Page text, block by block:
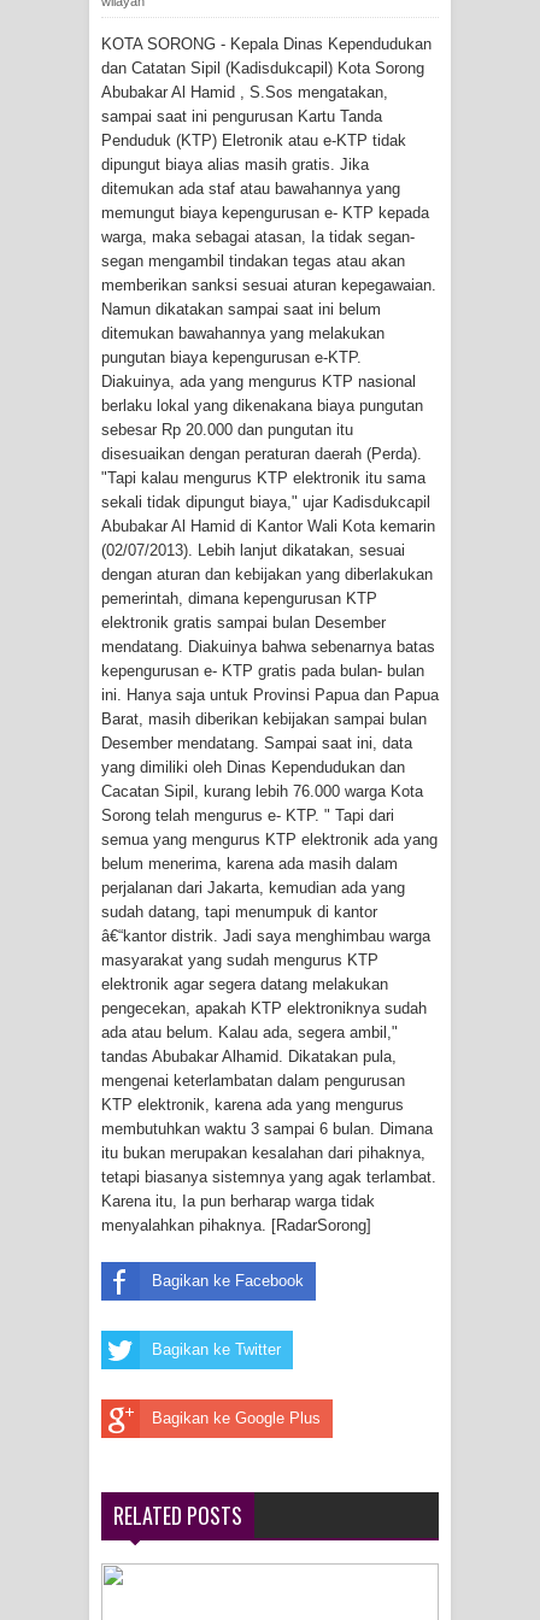
Jalani Sidang BP4R di Jayapura
Kapolresta Jayapura Kota
Mengapresiasi Antusiasme Warga
Saat Nonton Bareng Final Piala Dunia
2026 di Lapangan Karang PTC Entrop
Kebakaran Hanguskan Satu Rumah
di Kompleks Asrama Polisi Sorong
Profil Lengkap Papua Barat, Bumi
Cenderawasih di Ujung Barat Papua
Profil Lengkap Provinsi Papua, Bumi
Cenderawasih di Ujung Timur
Indonesia
Profil Lengkap Aceh, Provinsi
Istimewa di Ujung Sumatera
Lima Rumah Pribadi Terbakar Di
Hamadi Jayapura Selatan
Gempa M3,3 Guncang Nabire, BMKG
Imbau Waspada Susulan
Mama-Mama Pasar Lama Sentani
Protes Tumpukan Sampah dengan
Menghambur ke Tengah Jalan
Polres Jayapura Terima Laporan
Hilangnya Agustina Ester Bonsapia
Papua Siapkan 1000 Kuota Beasiswa
Mace
Bantuan CSR untuk RS Bhayangkara
Polda Papua pada Peringatan Hari
Bhayangkara ke-80
KOTA SORONG - Kepala Dinas Kependudukan
dan Catatan Sipil (Kadisdukcapil) Kota Sorong
Abubakar Al Hamid , S.Sos mengatakan,
sampai saat ini pengurusan Kartu Tanda
Penduduk (KTP) Eletronik atau e-KTP tidak
dipungut biaya alias masih gratis. Jika
ditemukan ada staf atau bawahannya yang
memungut biaya kepengurusan e- KTP kepada
warga, maka sebagai atasan, Ia tidak segan-
segan mengambil tindakan tegas atau akan
memberikan sanksi sesuai aturan kepegawaian.
Namun dikatakan sampai saat ini belum
ditemukan bawahannya yang melakukan
pungutan biaya kepengurusan e-KTP.
Diakuinya, ada yang mengurus KTP nasional
berlaku lokal yang dikenakana biaya pungutan
sebesar Rp 20.000 dan pungutan itu
disesuaikan dengan peraturan daerah (Perda).
"Tapi kalau mengurus KTP elektronik itu sama
sekali tidak dipungut biaya," ujar Kadisdukcapil
Abubakar Al Hamid di Kantor Wali Kota kemarin
(02/07/2013). Lebih lanjut dikatakan, sesuai
dengan aturan dan kebijakan yang diberlakukan
pemerintah, dimana kepengurusan KTP
elektronik gratis sampai bulan Desember
mendatang. Diakuinya bahwa sebenarnya batas
kepengurusan e- KTP gratis pada bulan- bulan
ini. Hanya saja untuk Provinsi Papua dan Papua
Barat, masih diberikan kebijakan sampai bulan
Desember mendatang. Sampai saat ini, data
yang dimiliki oleh Dinas Kependudukan dan
Cacatan Sipil, kurang lebih 76.000 warga Kota
Sorong telah mengurus e- KTP. " Tapi dari
semua yang mengurus KTP elektronik ada yang
belum menerima, karena ada masih dalam
perjalanan dari Jakarta, kemudian ada yang
sudah datang, tapi menumpuk di kantor
â€“kantor distrik. Jadi saya menghimbau warga
masyarakat yang sudah mengurus KTP
elektronik agar segera datang melakukan
pengecekan, apakah KTP elektroniknya sudah
ada atau belum. Kalau ada, segera ambil,"
tandas Abubakar Alhamid. Dikatakan pula,
mengenai keterlambatan dalam pengurusan
KTP elektronik, karena ada yang mengurus
membutuhkan waktu 3 sampai 6 bulan. Dimana
itu bukan merupakan kesalahan dari pihaknya,
tetapi biasanya sistemnya yang agak terlambat.
Karena itu, Ia pun berharap warga tidak
menyalahkan pihaknya. [RadarSorong]
Bagikan ke Facebook
Bagikan ke Twitter
Bagikan ke Google Plus
RELATED POSTS